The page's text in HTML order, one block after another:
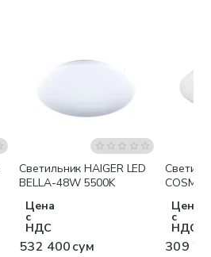
Светильник HAIGER LED
BELLA-48W 5500K
Цена
с
НДС
532 400 сум
Цена
с
НДС
309